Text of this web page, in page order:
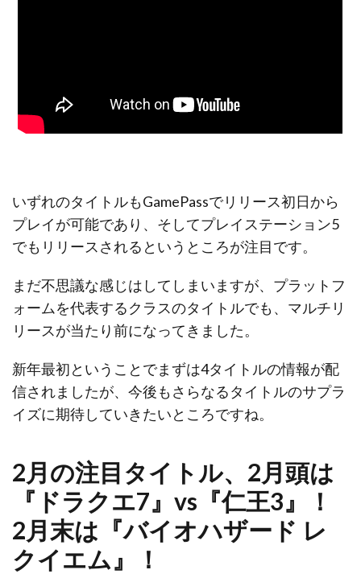
いずれのタイトルもGamePassでリリース初日から
プレイが可能であり、そしてプレイステーション5
でもリリースされるというところが注目です。
まだ不思議な感じはしてしまいますが、プラットフ
ォームを代表するクラスのタイトルでも、マルチリ
リースが当たり前になってきました。
新年最初ということでまずは4タイトルの情報が配
信されましたが、今後もさらなるタイトルのサプラ
イズに期待していきたいところですね。
2月の注目タイトル、2月頭は
『ドラクエ7』vs『仁王3』！
2月末は『バイオハザード レ
クイエム』！